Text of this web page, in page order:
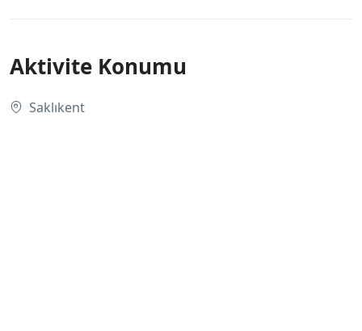
Aktivite Konumu
Saklıkent